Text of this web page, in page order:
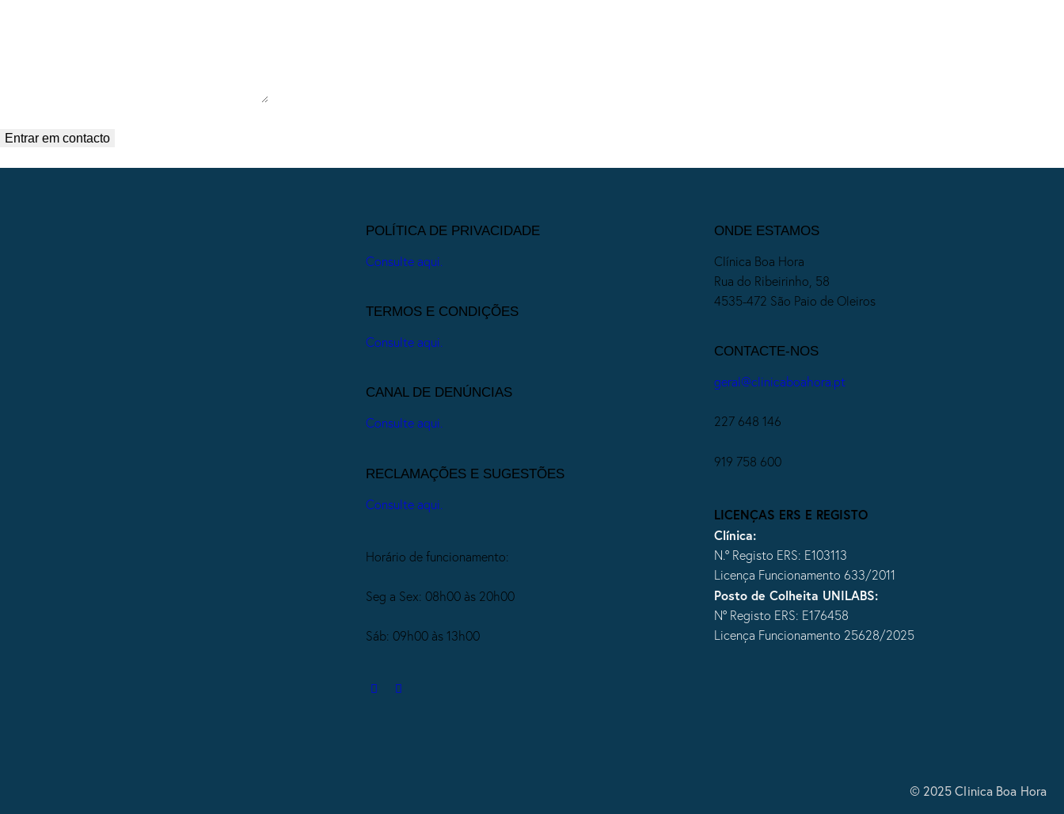
POLÍTICA DE PRIVACIDADE
Consulte aqui.
TERMOS E CONDIÇÕES
Consulte aqui.
CANAL DE DENÚNCIAS
Consulte aqui.
RECLAMAÇÕES E SUGESTÕES
Consulte aqui.
Horário de funcionamento:
Seg a Sex: 08h00 às 20h00
Sáb: 09h00 às 13h00
ONDE ESTAMOS
Clínica Boa Hora
Rua do Ribeirinho, 58
4535-472 São Paio de Oleiros
CONTACTE-NOS
geral@clinicaboahora.pt
227 648 146
919 758 600
LICENÇAS ERS E REGISTO
Clínica:
N.º Registo ERS: E103113
Licença Funcionamento 633/2011
Posto de Colheita UNILABS:
Nº Registo ERS: E176458
Licença Funcionamento 25628/2025
© 2025 Clinica Boa Hora